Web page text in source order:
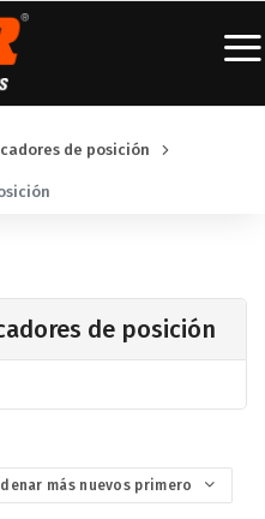
de posición
de posición
más nuevos primero